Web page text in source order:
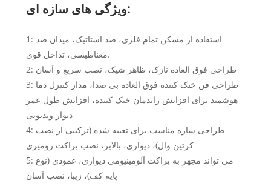
ویژگی های سازه ای:
1: استفاده از مسکن تمام فلزی، ضد استاتیک، میدان ضد
مغناطیسی، تداخل قوی.
2: طراحی فوق العاده نازک، ظاهر شیک، نصب سریع و آسان
3: طراحی فن خنک کننده فوق العاده بی صدا، مدار کنترل دما
هوشمند برای افزایش راندمان خنک کننده، افزایش طول عمر
دیوار ویدیویی
4: طراحی سازه مناسب برای تعبیه شده (ترکیبی از نصب
کرتین وال)، دیواری، بالابر، نصب براکت رومیزی
5: می تواند مجهز به براکت آلومینیومی دیواری، عمودی (نوع
پایه کف)، زیبا، نصب آسان